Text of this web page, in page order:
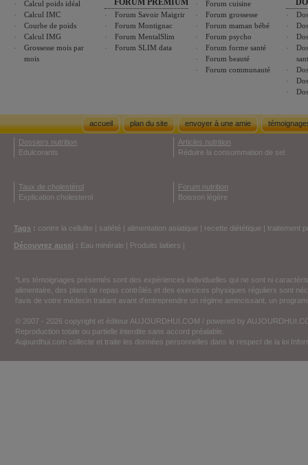
Calcul poids idéal
Calcul IMC
Courbe de poids
Calcul IMG
Grossesse mois par
mois
FORUM PREMIUM
Forum Savoir Maigrir
Forum Montignac
Forum MentalSlim
Forum SLIM data
Forum cuisine
Forum grossesse
Forum maman bébé
Forum psycho
Forum forme santé
Forum beauté
Forum communauté
accueil plan du site envoyer à une amie
Dossiers nutrition
Edulcorants
Articles nutrition
Réduire la consommation de sel
Taux de cholestérol
Explication cholesterol
Forum nutrition
Boisson légère
Tags : contre la cellulite | satiété | alimentation asiatique | recette diététique | traitement
Découvrez aussi : Eau minérale | Produits laitiers |
*Les témoignages présentés sont des expériences individuelles qui ne sont ni
alimentaire, des plans de repas contrôlés et des exercices physiques réguliers sont
l'avis de votre médecin traitant avant d'entreprendre un régime amincissant, un
© 2007 - 2026 copyright et éditeur AUJOURDHUI.COM / powered by
Reproduction totale ou partielle interdite sans accord préalable.
Aujourdhui.com collecte et traite les données personnelles dans le respect de la loi